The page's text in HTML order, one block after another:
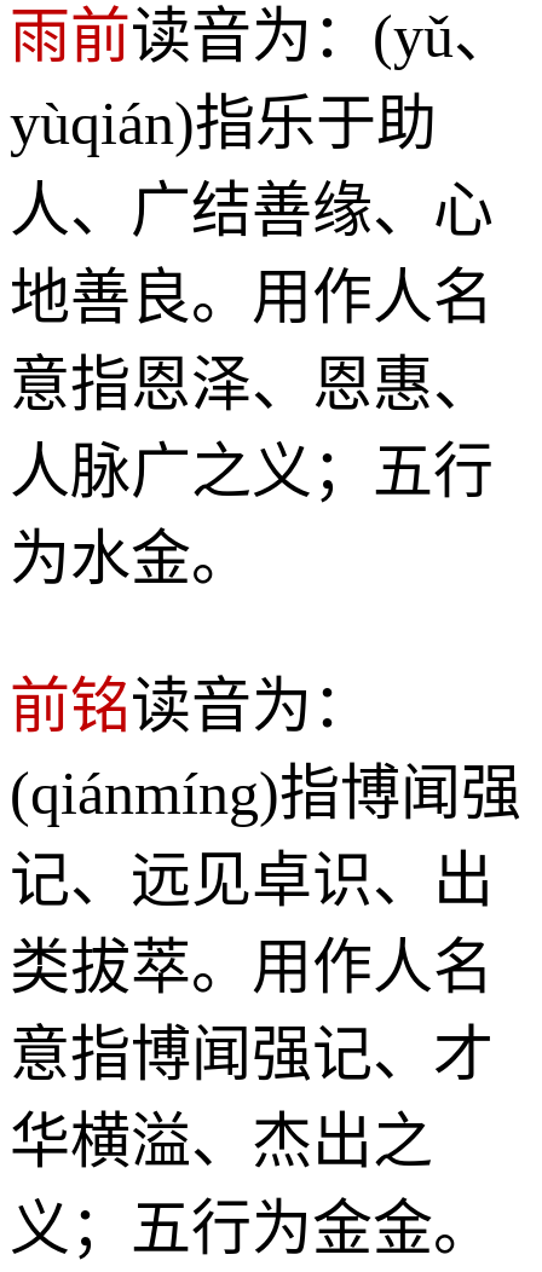
雨前读音为：(yǔ、
yùqián)指乐于助
人、广结善缘、心
地善良。用作人名
意指恩泽、恩惠、
人脉广之义；五行
为水金。
前铭读音为：
(qiánmíng)指博闻强
记、远见卓识、出
类拔萃。用作人名
意指博闻强记、才
华横溢、杰出之
义；五行为金金。